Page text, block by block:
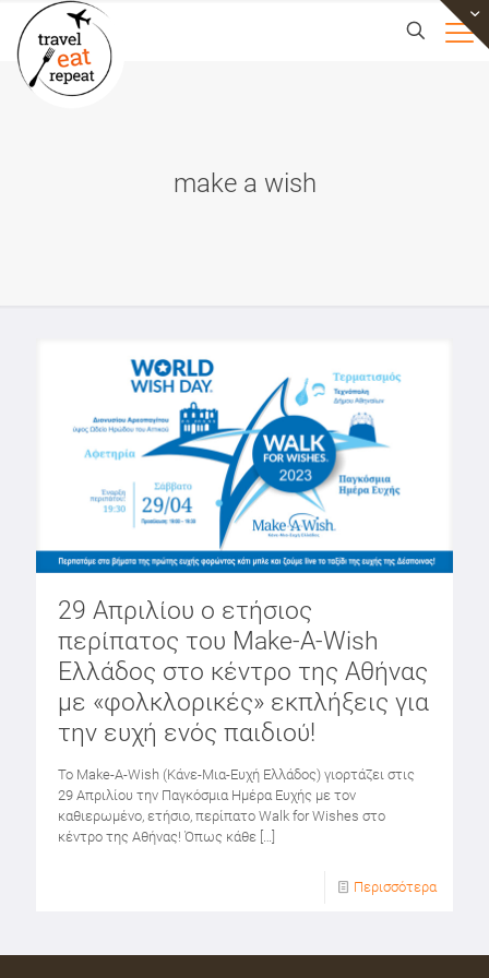
make a wish
29 Απριλίου ο ετήσιος
περίπατος του Make-A-Wish
Ελλάδος στο κέντρο της Αθήνας
με «φολκλορικές» εκπλήξεις για
την ευχή ενός παιδιού!
Το Make-A-Wish (Κάνε-Μια-Ευχή Ελλάδος) γιορτάζει στις
29 Απριλίου την Παγκόσμια Ημέρα Ευχής με τον
καθιερωμένο, ετήσιο, περίπατο Walk for Wishes στο
κέντρο της Αθήνας! Όπως κάθε
Περισσότερα